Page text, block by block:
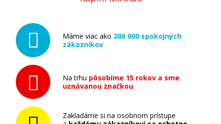
Máme viac ako 200 000 spokojných
zákazníkov
Na trhu pôsobíme 15 rokov a sme
uznávanou značkou
Zakladáme si na osobnom prístupe